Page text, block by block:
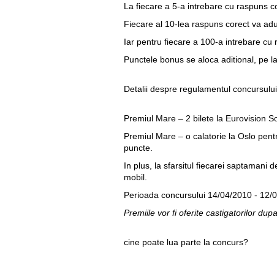
La fiecare a 5-a intrebare cu raspuns
Fiecare al 10-lea raspuns corect va
Iar pentru fiecare a 100-a intrebare cu
Punctele bonus se aloca aditional, pe
Detalii despre regulamentul concursului.
Premiul Mare – 2 bilete la Eurovision
Premiul Mare – o calatorie la Oslo
puncte.
In plus, la sfarsitul fiecarei saptamani
mobil.
Perioada concursului 14/04/2010 - 12/
Premiile vor fi oferite castigatorilor
cine poate lua parte la concurs?